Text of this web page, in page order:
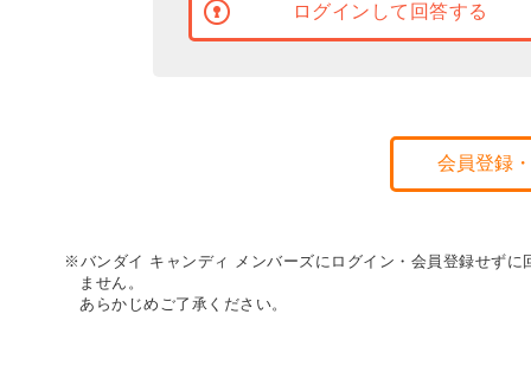
ログインして回答する
会員登録
※バンダイ キャンディ メンバーズにログイン・会員登録せず
ません。
あらかじめご了承ください。